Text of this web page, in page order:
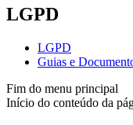
LGPD
LGPD
Guias e
Fim do menu principal
Início do conteúdo da